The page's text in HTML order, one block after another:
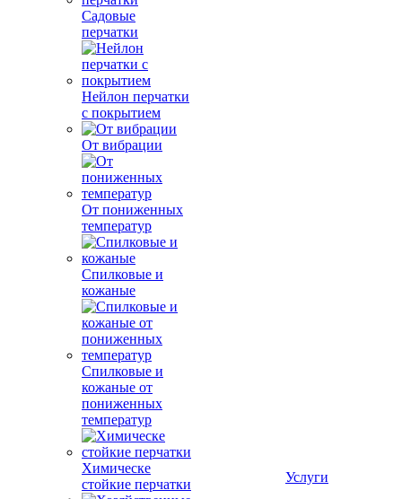
Садовые
перчатки
Нейлон перчатки
с покрытием
От вибрации
От пониженных
температур
Спилковые и
кожаные
Спилковые и
кожаные от
пониженных
температур
Химическе
стойкие перчатки
Услуги